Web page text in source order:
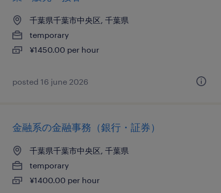
千葉県千葉市中央区, 千葉県
temporary
¥1450.00 per hour
posted 16 june 2026
金融系の金融事務（銀行・証券）
千葉県千葉市中央区, 千葉県
temporary
¥1400.00 per hour